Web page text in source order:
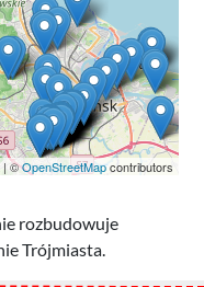
| ©OpenStreetMapcontributors
rozbudowuje
Trójmiasta.